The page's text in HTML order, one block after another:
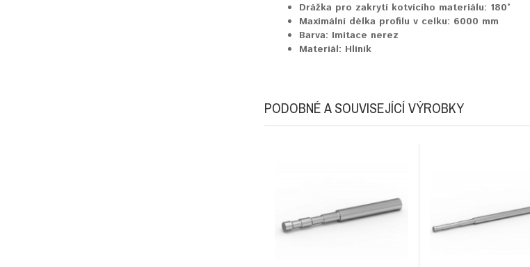
Drážka pro zakrytí kotvícího materiálu: 180°
Maximální délka profilu v celku: 6000 mm
Barva: Imitace nerez
Materiál: Hliník
PODOBNÉ A SOUVISEJÍCÍ VÝROBKY